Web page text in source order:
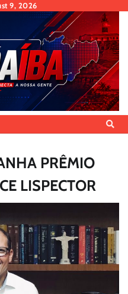
9, 2026
PRÊMIO
LISPECTOR